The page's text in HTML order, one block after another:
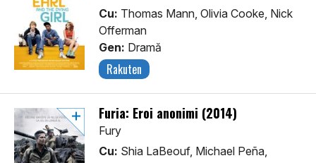
Cu: Thomas Mann, Olivia Cooke, Nick
Offerman
Gen: Dramă
Rakuten
Furia: Eroi anonimi (2014)
Fury
Cu: Shia LaBeouf, Michael Peña,